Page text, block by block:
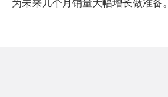
为未来几个月销量大幅增长做准备。